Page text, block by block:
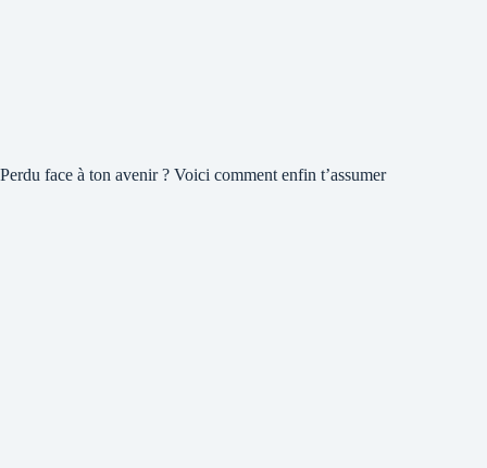
Perdu face à ton avenir ? Voici comment enfin t’assumer